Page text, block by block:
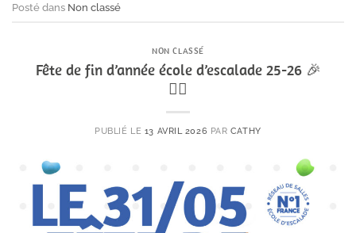
Posté dans Non classé
NON CLASSÉ
Fête de fin d’année école d’escalade 25-26 🎉
🧗‍♂️
PUBLIÉ LE 13 AVRIL 2026 PAR CATHY